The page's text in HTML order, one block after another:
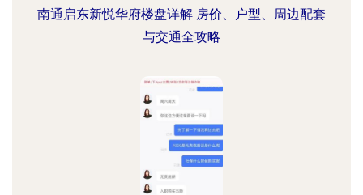
南通启东新悦华府楼盘详解 房价、户型、周边配套
与交通全攻略